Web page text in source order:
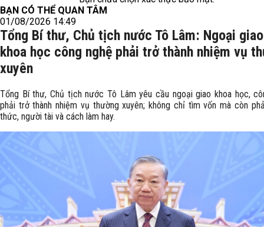
BẠN CÓ THỂ QUAN TÂM
01/08/2026 14:49
Tổng Bí thư, Chủ tịch nước Tô Lâm: Ngoại giao
khoa học công nghệ phải trở thành nhiệm vụ
xuyên
Tổng Bí thư, Chủ tịch nước Tô Lâm yêu cầu ngoại giao khoa học,
phải trở thành nhiệm vụ thường xuyên; không chỉ tìm vốn mà còn
thức, người tài và cách làm hay.